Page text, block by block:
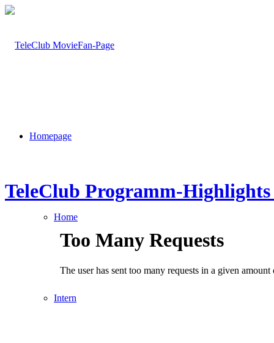
Homepage
Home
Intern
TeleClub Programm-